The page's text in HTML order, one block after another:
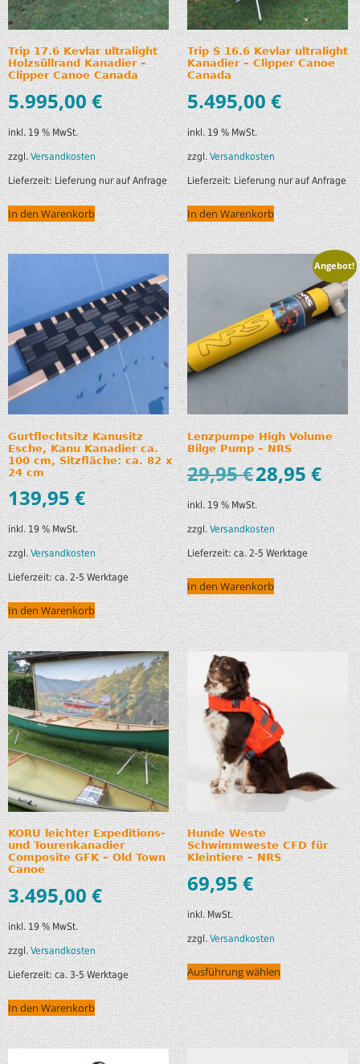
Trip 17.6 Kevlar ultralight
Holzsüllrand Kanadier –
Clipper Canoe Canada
5.995,00€
inkl. 19 % MwSt.
zzgl.Versandkosten
Lieferzeit:Lieferung nur auf Anfrage
In den Warenkorb
Trip S 16.6 Kevlar ultralight
Kanadier – Clipper Canoe
Canada
5.495,00€
inkl. 19 % MwSt.
zzgl.Versandkosten
Lieferzeit:Lieferung nur auf Anfrage
In den Warenkorb
Gurtflechtsitz Kanusitz
Esche, Kanu Kanadier ca.
100 cm, Sitzfläche: ca. 82 x
24 cm
139,95€
inkl. 19 % MwSt.
zzgl.Versandkosten
Lieferzeit:ca. 2-5 Werktage
In den Warenkorb
Angebot!
Lenzpumpe High Volume
Bilge Pump – NRS
29,95€28,95€
inkl. 19 % MwSt.
zzgl.Versandkosten
Lieferzeit:ca. 2-5 Werktage
In den Warenkorb
KORU leichter Expeditions-
und Tourenkanadier
Composite GFK – Old Town
Canoe
3.495,00€
inkl. 19 % MwSt.
zzgl.Versandkosten
Lieferzeit:ca. 3-5 Werktage
In den Warenkorb
Hunde Weste
Schwimmweste CFD für
Kleintiere – NRS
69,95€
inkl. MwSt.
zzgl.Versandkosten
Ausführung wählen